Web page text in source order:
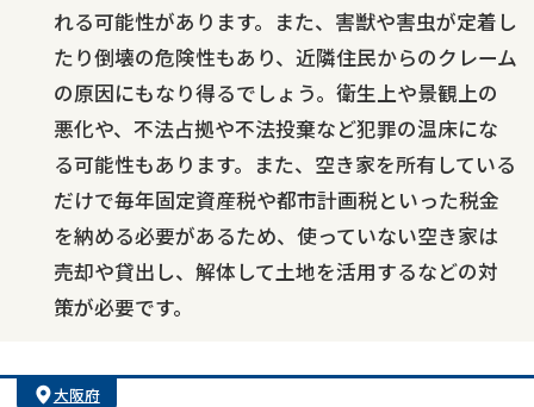
れる可能性があります。また、害獣や害虫が定着し
たり倒壊の危険性もあり、近隣住民からのクレーム
の原因にもなり得るでしょう。衛生上や景観上の
悪化や、不法占拠や不法投棄など犯罪の温床にな
る可能性もあります。また、空き家を所有している
だけで毎年固定資産税や都市計画税といった税金
を納める必要があるため、使っていない空き家は
売却や貸出し、解体して土地を活用するなどの対
策が必要です。
大阪府